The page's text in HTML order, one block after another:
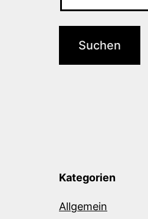
Kategorien
Allgemein